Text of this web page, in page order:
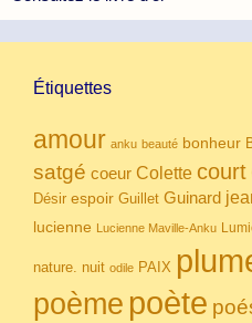
Étiquettes
amour anku beauté bonheur
satgé coeur Colette court
Désir espoir Guillet Guinard
lucienne Lucienne Maville-Anku
nature. nuit odile PAIX
poème poète